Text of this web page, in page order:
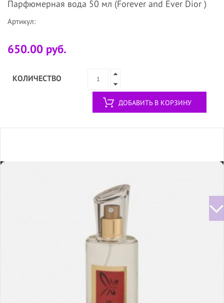
Парфюмерная вода 50 мл (Forever and Ever Dior )
Артикул:
650.00 руб.
КОЛИЧЕСТВО
ДОБАВИТЬ В КОРЗИНУ